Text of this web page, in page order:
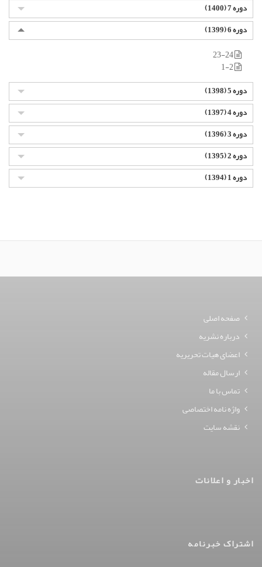
دوره 7 (1400)
دوره 6 (1399)
دوره 5 (1398)
دوره 4 (1397)
دوره 3 (1396)
دوره 2 (1395)
دوره 1 (1394)
صفحه اصلی
درباره نشریه
اعضای هیات تحریریه
ارسال مقاله
تماس با ما
واژه نامه اختصاصی
نقشه سایت
اخبار و اعلانات
اشتراک خبرنامه